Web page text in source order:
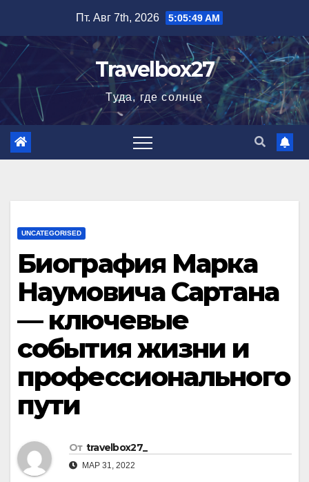
содержимому
Пт. Авг 7th, 2026 5:05:50 AM
Travelbox27
Туда, где солнце
UNCATEGORISED
Биография Марка
Наумовича Сартана
— ключевые
события жизни и
профессионального
пути
От travelbox27_
МАР 31, 2022